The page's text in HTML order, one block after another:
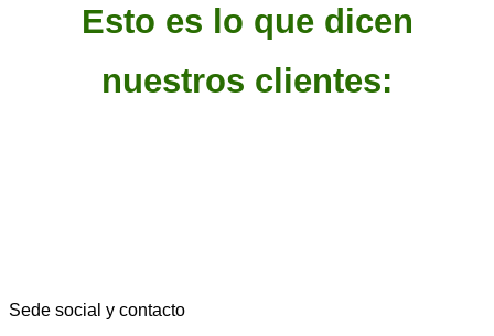
Esto es lo que dicen
nuestros clientes:
Sede social y contacto